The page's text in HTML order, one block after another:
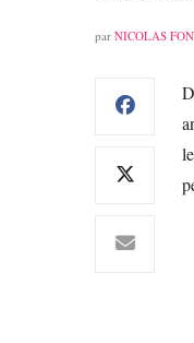
par NICOLAS